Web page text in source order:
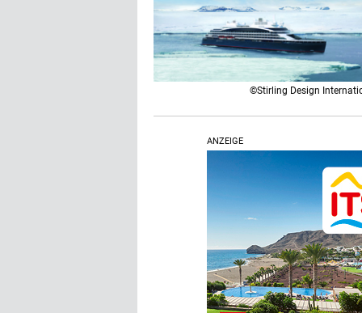
©Stirling Design
ANZEIGE